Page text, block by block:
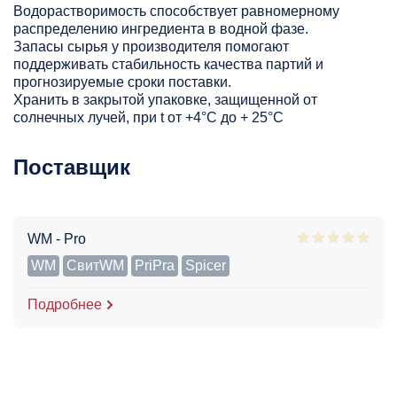
Водорастворимость способствует равномерному
распределению ингредиента в водной фазе.
Запасы сырья у производителя помогают
поддерживать стабильность качества партий и
прогнозируемые сроки поставки.
Хранить в закрытой упаковке, защищенной от
солнечных лучей, при t от +4°C до + 25°С
Поставщик
WM - Pro
WM
СвитWM PriPra Spicer
Подробнее